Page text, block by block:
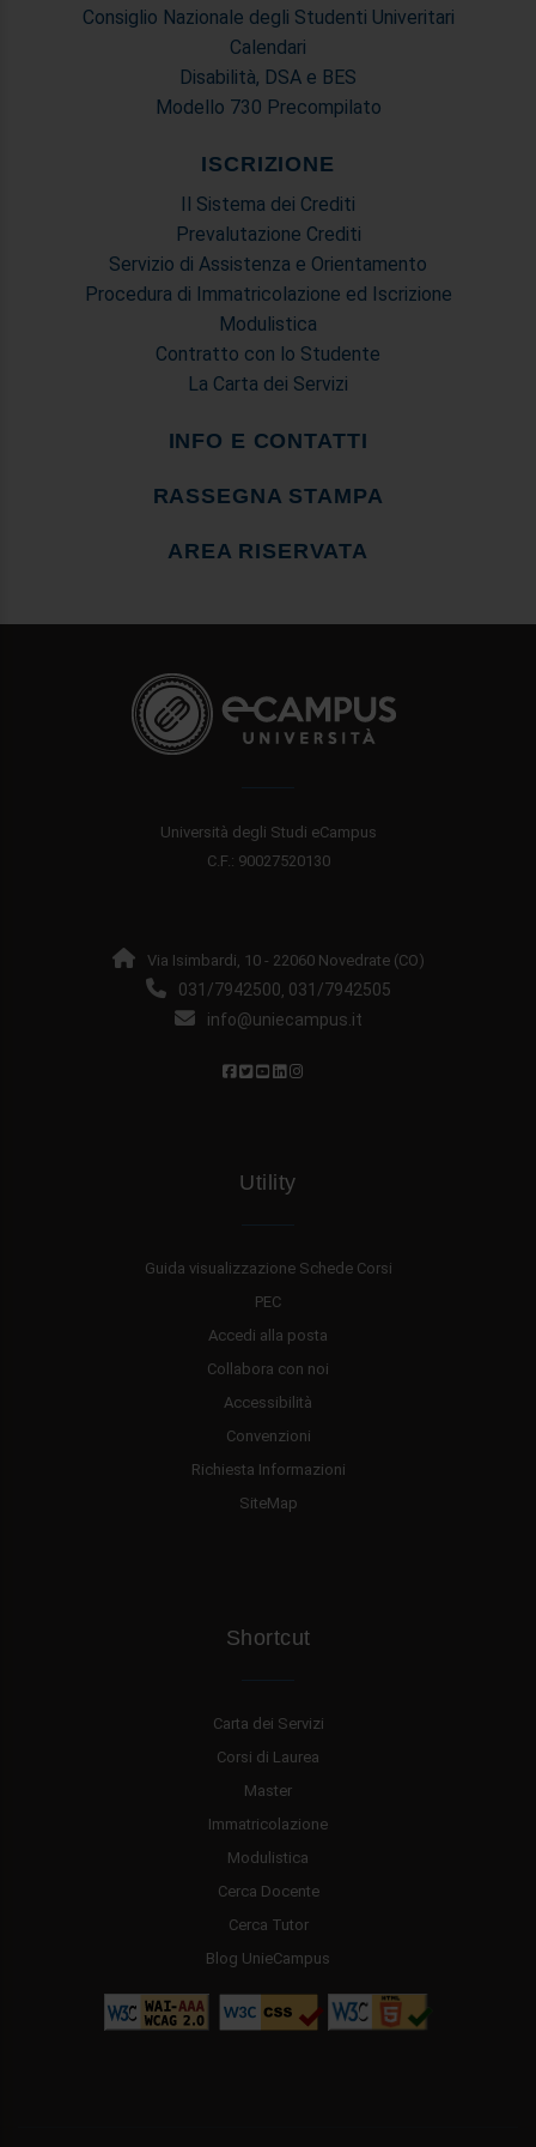
Consiglio Nazionale degli Studenti Univeritari
Calendari
Disabilità, DSA e BES
Modello 730 Precompilato
ISCRIZIONE
Il Sistema dei Crediti
Prevalutazione Crediti
Servizio di Assistenza e Orientamento
Procedura di Immatricolazione ed Iscrizione
Modulistica
Contratto con lo Studente
La Carta dei Servizi
INFO E CONTATTI
RASSEGNA STAMPA
AREA RISERVATA
Università degli Studi eCampus
C.F.: 90027520130
Via Isimbardi, 10 - 22060 Novedrate (CO)
031/7942500, 031/7942505
info@uniecampus.it
Utility
Guida visualizzazione Schede Corsi
PEC
Accedi alla posta
Collabora con noi
Accessibilità
Convenzioni
Richiesta Informazioni
SiteMap
Shortcut
Carta dei Servizi
Corsi di Laurea
Master
Immatricolazione
Modulistica
Cerca Docente
Cerca Tutor
Blog UnieCampus